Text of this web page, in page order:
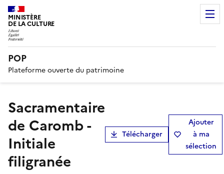
MINISTÈRE
DE LA CULTURE
POP
Plateforme ouverte du patrimoine
Sacramentaire
de Caromb -
Initiale
filigranée
Télécharger
Ajouter
à ma
sélection